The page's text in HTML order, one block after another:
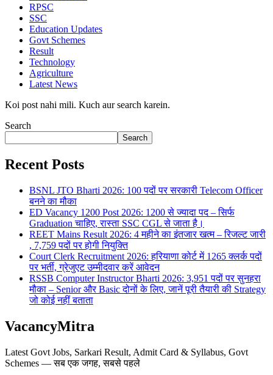
RPSC
SSC
Education Updates
Govt Schemes
Result
Technology
Agriculture
Latest News
Koi post nahi mili. Kuch aur search karein.
Search
Search
Recent Posts
BSNL JTO Bharti 2026: 100 पदों पर सरकारी Telecom Officer
बनने का मौका
ED Vacancy 1200 Post 2026: 1200 से ज्यादा पद – सिर्फ
Graduation चाहिए, रास्ता SSC CGL से जाता है।
REET Mains Result 2026: 4 महीने का इंतजार खत्म – रिजल्ट जारी
, 7,759 पदों पर होगी नियुक्ति
Court Clerk Recruitment 2026: हरियाणा कोर्ट में 1265 क्लर्क पदों
पर भर्ती, ग्रेजुएट उम्मीदवार करें आवेदन
RSSB Computer Instructor Bharti 2026: 3,951 पदों पर सुनहरा
मौका – Senior और Basic दोनों के लिए, जानें पूरी तैयारी की Strategy
जो कोई नहीं बताता
VacancyMitra
Latest Govt Jobs, Sarkari Result, Admit Card & Syllabus, Govt
Schemes — सब एक जगह, सबसे पहले